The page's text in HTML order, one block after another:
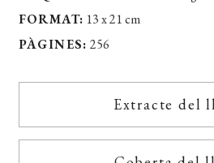
FORMAT: 13 x 21 cm
PÀGINES: 256
Extracte del